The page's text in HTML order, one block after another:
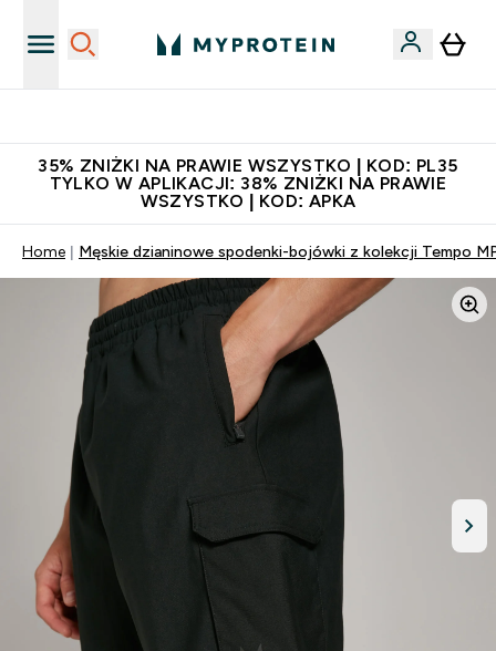
35% ZNIŻKI NA PRAWIE WSZYSTKO | KOD: PL35
TYLKO W APLIKACJI: 38% ZNIŻKI NA PRAWIE
WSZYSTKO | KOD: APKA
Home Męskie dzianinowe spodenki-bojówki z kolekcji Tempo